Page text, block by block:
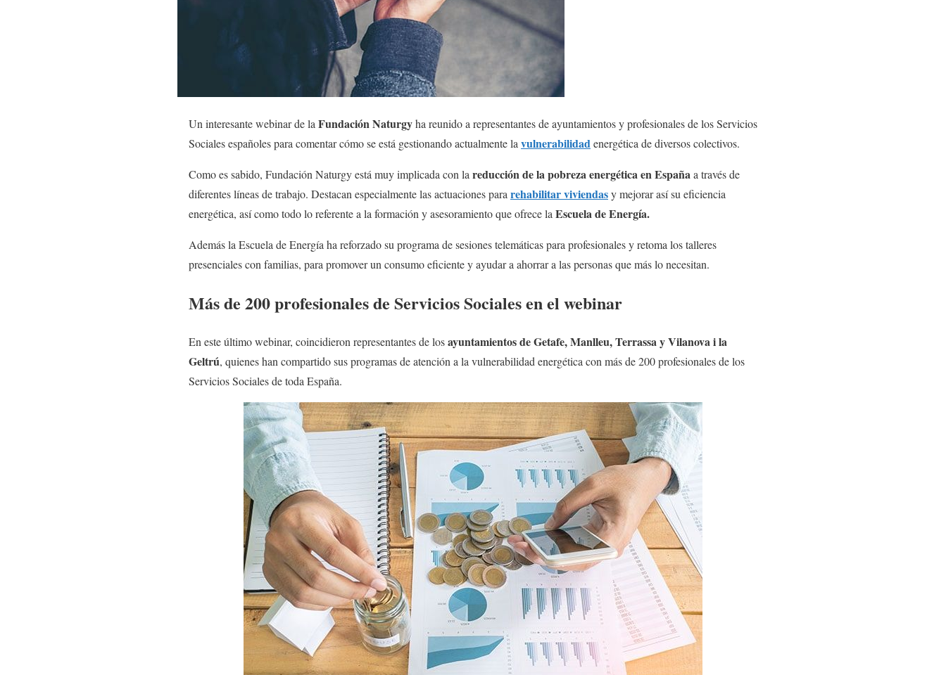
Un interesante webinar de la Fundación Naturgyha reunido a representantes de ayuntamientos y profesionales de los Servicios
Sociales españoles para comentar cómo se está gestionando actualmente la vulnerabilidadenergética de diversos colectivos.
Como es sabido, Fundación Naturgy está muy implicada con la reducción de la pobreza energética en Españaa través de
diferentes líneas de trabajo. Destacan especialmente las actuaciones para rehabilitar viviendasy mejorar así su eficiencia
energética, así como todo lo referente a la formación y asesoramiento que ofrece la Escuela de Energía.
Además la Escuela de Energía ha reforzado su programa de sesiones telemáticas para profesionales y retoma los talleres
presenciales con familias, para promover un consumo eficiente y ayudar a ahorrar a las personas que más lo necesitan.
Más de 200 profesionales de Servicios Sociales en el webinar
En este último webinar, coincidieron representantes de losayuntamientos de Getafe, Manlleu, Terrassa y Vilanova i la
Geltrú, quienes han compartido sus programas de atención a la vulnerabilidad energética con más de 200 profesionales de los
Servicios Sociales de toda España.